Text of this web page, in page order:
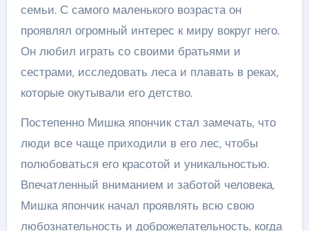
семьи. С самого маленького возраста он
проявлял огромный интерес к миру вокруг него.
Он любил играть со своими братьями и
сестрами, исследовать леса и плавать в реках,
которые окутывали его детство.
Постепенно Мишка япончик стал замечать, что
люди все чаще приходили в его лес, чтобы
полюбоваться его красотой и уникальностью.
Впечатленный вниманием и заботой человека,
Мишка япончик начал проявлять всю свою
любознательность и доброжелательность, когда